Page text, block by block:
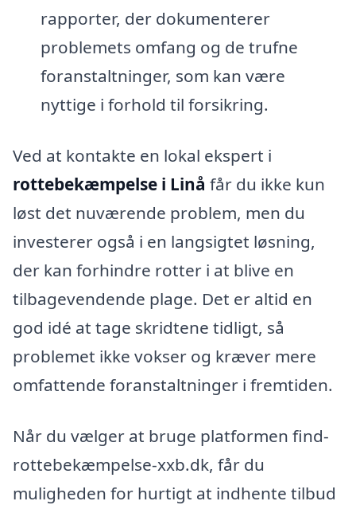
rapporter, der dokumenterer
problemets omfang og de trufne
foranstaltninger, som kan være
nyttige i forhold til forsikring.
Ved at kontakte en lokal ekspert i
rottebekæmpelse i Linå får du ikke kun
løst det nuværende problem, men du
investerer også i en langsigtet løsning,
der kan forhindre rotter i at blive en
tilbagevendende plage. Det er altid en
god idé at tage skridtene tidligt, så
problemet ikke vokser og kræver mere
omfattende foranstaltninger i fremtiden.
Når du vælger at bruge platformen find-
rottebekæmpelse-xxb.dk, får du
muligheden for hurtigt at indhente tilbud